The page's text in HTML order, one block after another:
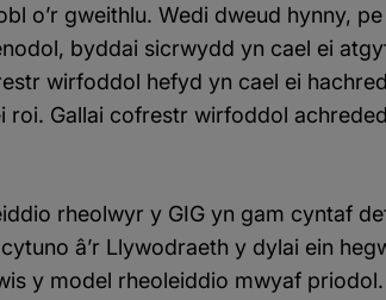
o’r gweithlu. Wedi dweud hynny,
byddai sicrwydd yn cael ei
wirfoddol hefyd yn cael ei
roi. Gallai cofrestr wirfoddol
rheolwyr y GIG yn gam cyntaf
â’r Llywodraeth y dylai ein
y model rheoleiddio mwyaf